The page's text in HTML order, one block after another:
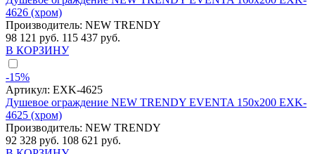
4626 (хром)
Производитель: NEW TRENDY
98 121 руб. 115 437 руб.
В КОРЗИНУ
-15%
Артикул: EXK-4625
Душевое ограждение NEW TRENDY EVENTA 150x200 EXK-
4625 (хром)
Производитель: NEW TRENDY
92 328 руб. 108 621 руб.